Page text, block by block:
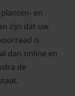
en
zijn dat uw
is
dan online en
de